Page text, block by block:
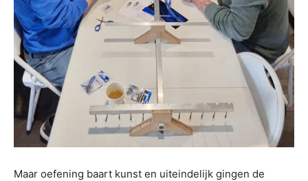
Maar oefening baart kunst en uiteindelijk gingen de